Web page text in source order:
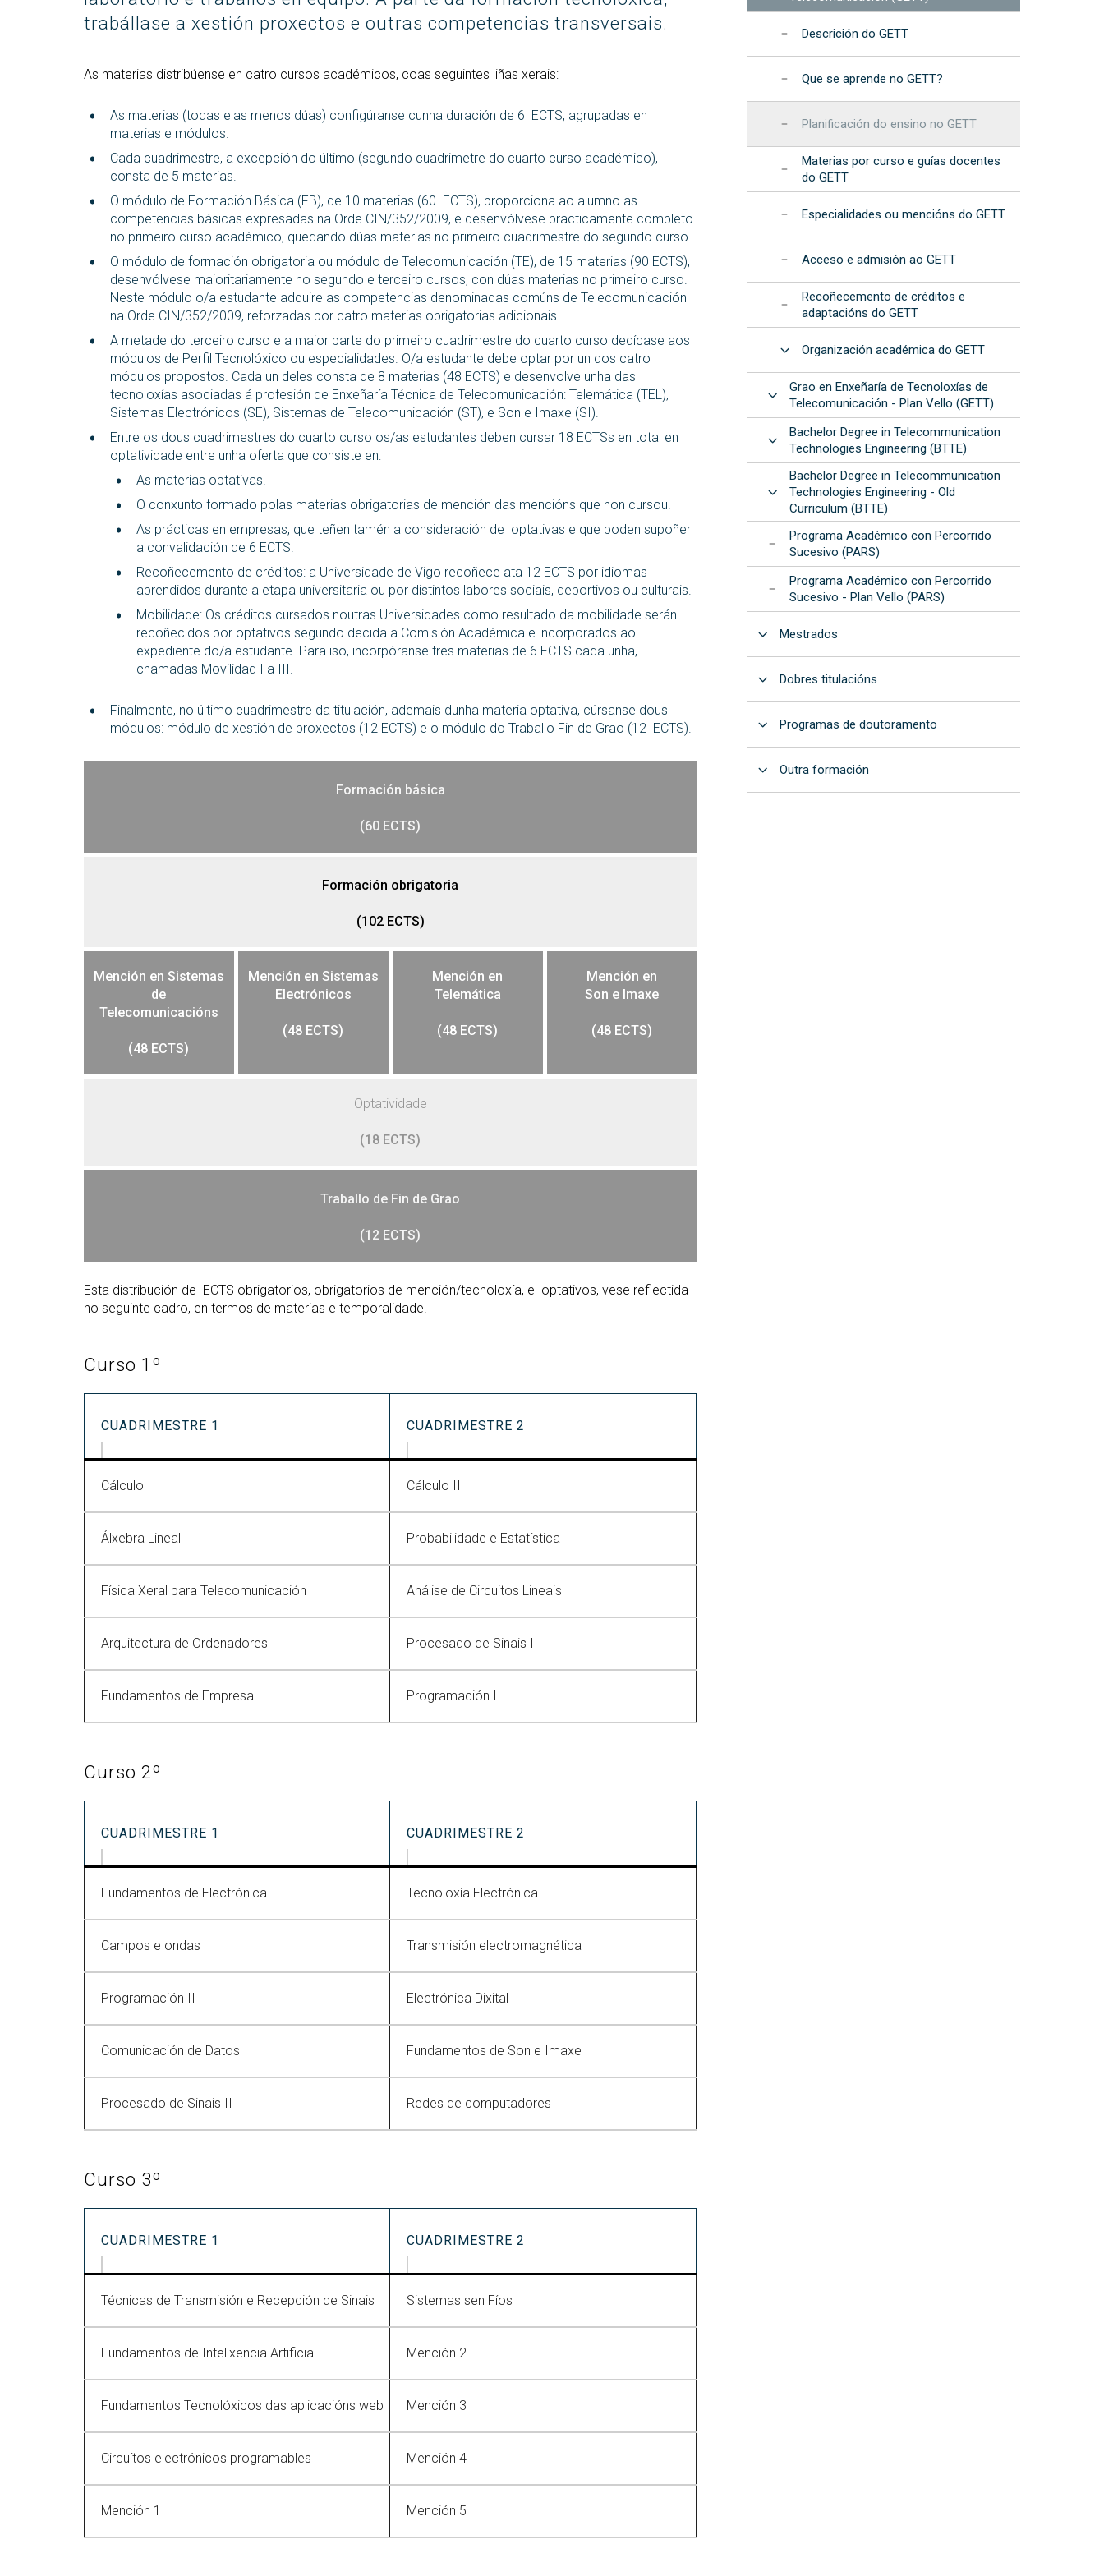
RRSS e Listas de correo
Prevención de riscos
Servizos informáticos
procedementos
Resultados: informes
Programa de
Desenvolvemento
Estratéxico da EET
Acreditación
institucional
Bachelor Degree in
(BTTE)
Telecommunication
Technologies Engineering - Old
Curriculum (BTTE)
Programa Académico con
Percorrido Sucesivo (PARS)
Programa Académico con
Percorrido Sucesivo - Plan
Vello (PARS)
Mestrado interuniversitario en
CiberSeguridade (MUniCS)
Industrial (M2i)
Visión por Computador (imcv)
Tecnoloxías da Información
Mestrado Universitario en
Internet das Cousas - IoT
(MUIoT)
Mestrado Universitario en
Realidade Estendida (masterXR)
doutoramento
DocTIC
Métodos Matemáticos e
Simulación Numérica
de Dispositivos de Fotónica
Integrada (2025)
Prácticas en empresas
orientación ao ingreso
Día Internacional da Muller e da Nena nas TIC – “Elas
Día Internacional da Muller e da Nena na Ciencia - "Elas
trabállase a xestión proxectos e outras competencias transversais.
As materias distribúense en catro cursos académicos, coas seguintes liñas xerais:
As materias (todas elas menos dúas) configúranse cunha duración de 6 ECTS, agrupadas en
materias e módulos.
Cada cuadrimestre, a excepción do último (segundo cuadrimetre do cuarto curso académico),
consta de 5 materias.
O módulo de Formación Básica (FB), de 10 materias (60 ECTS), proporciona ao alumno as
competencias básicas expresadas na Orde CIN/352/2009, e desenvólvese practicamente completo
no primeiro curso académico, quedando dúas materias no primeiro cuadrimestre do segundo curso.
O módulo de formación obrigatoria ou módulo de Telecomunicación (TE), de 15 materias (90 ECTS),
desenvólvese maioritariamente no segundo e terceiro cursos, con dúas materias no primeiro curso.
Neste módulo o/a estudante adquire as competencias denominadas comúns de Telecomunicación
na Orde CIN/352/2009, reforzadas por catro materias obrigatorias adicionais.
A metade do terceiro curso e a maior parte do primeiro cuadrimestre do cuarto curso dedícase aos
módulos de Perfil Tecnolóxico ou especialidades. O/a estudante debe optar por un dos catro
módulos propostos. Cada un deles consta de 8 materias (48 ECTS) e desenvolve unha das
tecnoloxías asociadas á profesión de Enxeñaría Técnica de Telecomunicación: Telemática (TEL),
Sistemas Electrónicos (SE), Sistemas de Telecomunicación (ST), e Son e Imaxe (SI).
Entre os dous cuadrimestres do cuarto curso os/as estudantes deben cursar 18 ECTSs en total en
optatividade entre unha oferta que consiste en:
As materias optativas.
O conxunto formado polas materias obrigatorias de mención das mencións que non cursou.
As prácticas en empresas, que teñen tamén a consideración de optativas e que poden supoñer
a convalidación de 6 ECTS.
Recoñecemento de créditos: a Universidade de Vigo recoñece ata 12 ECTS por idiomas
aprendidos durante a etapa universitaria ou por distintos labores sociais, deportivos ou culturais.
Mobilidade: Os créditos cursados noutras Universidades como resultado da mobilidade serán
recoñecidos por optativos segundo decida a Comisión Académica e incorporados ao
expediente do/a estudante. Para iso, incorpóranse tres materias de 6 ECTS cada unha,
chamadas Movilidad I a III.
Finalmente, no último cuadrimestre da titulación, ademais dunha materia optativa, cúrsanse dous
módulos: módulo de xestión de proxectos (12 ECTS) e o módulo do Traballo Fin de Grao (12 ECTS).
Formación básica
(60 ECTS)
Formación obrigatoria
(102 ECTS)
Mención en Sistemas
de
Telecomunicacións
(48 ECTS)
Mención en Sistemas
Electrónicos
(48 ECTS)
Mención en
Telemática
(48 ECTS)
Mención en
Son e Imaxe
(48 ECTS)
Optatividade
(18 ECTS)
Traballo de Fin de Grao
(12 ECTS)
Esta distribución de ECTS obrigatorios, obrigatorios de mención/tecnoloxía, e optativos, vese reflectida
no seguinte cadro, en termos de materias e temporalidade.
Curso 1º
CUADRIMESTRE 1 CUADRIMESTRE 2
Cálculo I Cálculo II
Álxebra Lineal Probabilidade e Estatística
Física Xeral para Telecomunicación Análise de Circuitos Lineais
Arquitectura de Ordenadores Procesado de Sinais I
Fundamentos de Empresa Programación I
Curso 2º
CUADRIMESTRE 1 CUADRIMESTRE 2
Fundamentos de Electrónica Tecnoloxía Electrónica
Campos e ondas Transmisión electromagnética
Programación II Electrónica Dixital
Comunicación de Datos Fundamentos de Son e Imaxe
Procesado de Sinais II Redes de computadores
Curso 3º
CUADRIMESTRE 1 CUADRIMESTRE 2
Técnicas de Transmisión e Recepción de Sinais Sistemas sen Fíos
Fundamentos de Intelixencia Artificial Mención 2
Fundamentos Tecnolóxicos das aplicacións web Mención 3
Circuítos electrónicos programables Mención 4
Mención 1 Mención 5
Descrición do GETT
Que se aprende no GETT?
Planificación do ensino no GETT
Materias por curso e guías docentes
do GETT
Especialidades ou mencións do GETT
Acceso e admisión ao GETT
Recoñecemento de créditos e
adaptacións do GETT
Abrir
Organización académica do GETT
Abrir
Grao en Enxeñaría de Tecnoloxías de
Telecomunicación - Plan Vello (GETT)
Abrir
Bachelor Degree in Telecommunication
Technologies Engineering (BTTE)
Abrir
Bachelor Degree in Telecommunication
Technologies Engineering - Old
Curriculum (BTTE)
Programa Académico con Percorrido
Sucesivo (PARS)
Programa Académico con Percorrido
Sucesivo - Plan Vello (PARS)
Abrir
Mestrados
Abrir
Dobres titulacións
Abrir
Programas de doutoramento
Abrir
Outra formación